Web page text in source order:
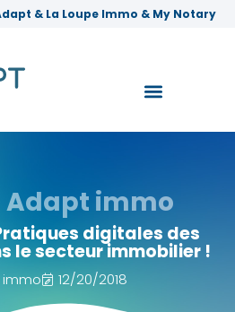
& La Loupe Immo & My Notary
Adapt immo
digitales des
le secteur immobilier !
12/20/2018